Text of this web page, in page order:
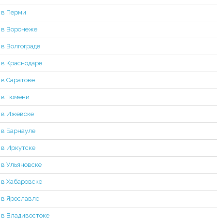
в Перми
в Воронеже
Волгограде
Краснодаре
Саратове
в Тюмени
в Ижевске
Барнауле
Иркутске
Ульяновске
Хабаровске
Ярославле
Владивостоке